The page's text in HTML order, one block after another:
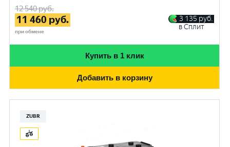
12 540руб.
11 460 руб.
при обмене
3 135 руб.
в Сплит
Купить в 1 клик
Добавить в корзину
ZUBR